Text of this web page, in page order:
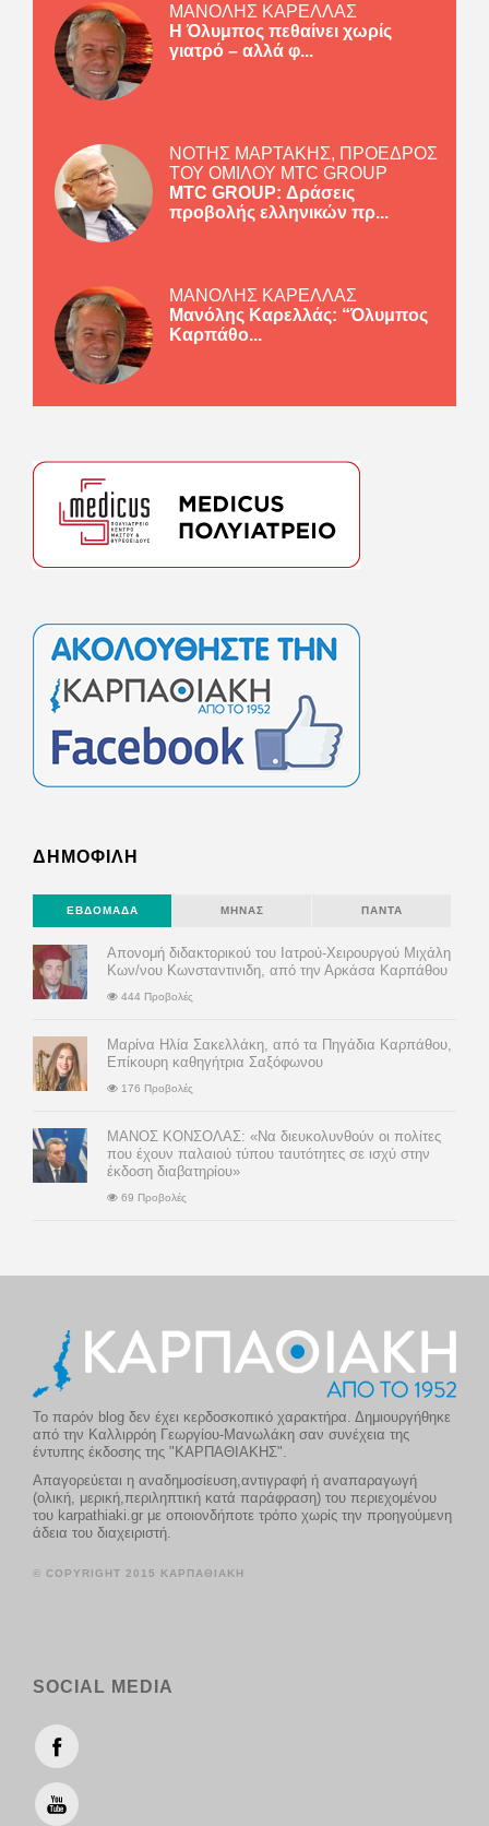
ΜΑΝΟΛΗΣ ΚΑΡΕΛΛΑΣ
Η Όλυμπος πεθαίνει χωρίς
γιατρό – αλλά φ...
ΝΟΤΗΣ ΜΑΡΤΑΚΗΣ, ΠΡΟΕΔΡΟΣ
ΤΟΥ ΟΜΙΛΟΥ MTC GROUP
MTC GROUP: Δράσεις
προβολής ελληνικών πρ...
ΜΑΝΟΛΗΣ ΚΑΡΕΛΛΑΣ
Μανόλης Καρελλάς: “Όλυμπος
Καρπάθο...
ΔΗΜΟΦΙΛΗ
ΕΒΔΟΜΆΔΑ ΜΉΝΑΣ ΠΆΝΤΑ
Απονομή διδακτορικού του Ιατρού-Χειρουργού Μιχάλη
Κων/νου Κωνσταντινιδη, από την Αρκάσα Καρπάθου
444 Προβολές
Μαρίνα Ηλία Σακελλάκη, από τα Πηγάδια Καρπάθου,
Επίκουρη καθηγήτρια Σαξόφωνου
176 Προβολές
ΜΑΝΟΣ ΚΟΝΣΟΛΑΣ: «Να διευκολυνθούν οι πολίτες
που έχουν παλαιού τύπου ταυτότητες σε ισχύ στην
έκδοση διαβατηρίου»
69 Προβολές
Το παρόν blog δεν έχει κερδοσκοπικό χαρακτήρα. Δημιουργήθηκε
από την Καλλιρρόη Γεωργίου-Μανωλάκη σαν συνέχεια της
έντυπης έκδοσης της "ΚΑΡΠΑΘΙΑΚΗΣ".
Απαγορεύεται η αναδημοσίευση,αντιγραφή ή αναπαραγωγή
(ολική, μερική,περιληπτική κατά παράφραση) του περιεχομένου
του karpathiaki.gr με οποιονδήποτε τρόπο χωρίς την προηγούμενη
άδεια του διαχειριστή.
© COPYRIGHT 2015 ΚΑΡΠΑΘΙΑΚΗ
SOCIAL MEDIA